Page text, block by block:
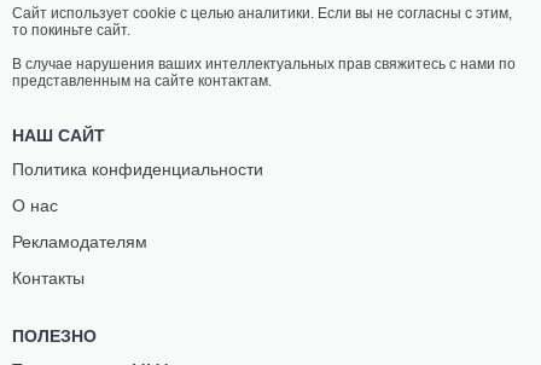
Сайт использует cookie с целью аналитики. Если вы не согласны с этим,
то покиньте сайт.
В случае нарушения ваших интеллектуальных прав свяжитесь с нами по
представленным на сайте контактам.
НАШ САЙТ
Политика конфиденциальности
О нас
Рекламодателям
Контакты
ПОЛЕЗНО